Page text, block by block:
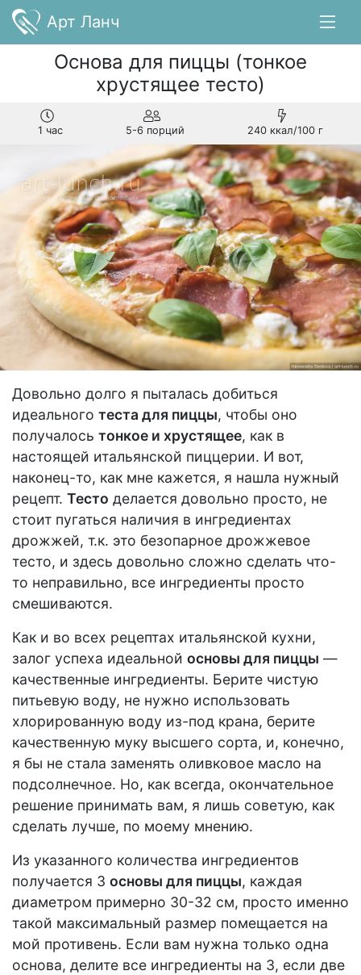
Арт Ланч
Основа для пиццы (тонкое
хрустящее тесто)
1 час 5-6 порций 240 ккал/100 г
Довольно долго я пыталась добиться
идеального теста для пиццы, чтобы оно
получалось тонкое и хрустящее, как в
настоящей итальянской пиццерии. И вот,
наконец-то, как мне кажется, я нашла нужный
рецепт. Тесто делается довольно просто, не
стоит пугаться наличия в ингредиентах
дрожжей, т.к. это безопарное дрожжевое
тесто, и здесь довольно сложно сделать что-
то неправильно, все ингредиенты просто
смешиваются.
Как и во всех рецептах итальянской кухни,
залог успеха идеальной основы для пиццы —
качественные ингредиенты. Берите чистую
питьевую воду, не нужно использовать
хлорированную воду из-под крана, берите
качественную муку высшего сорта, и, конечно,
я бы не стала заменять оливковое масло на
подсолнечное. Но, как всегда, окончательное
решение принимать вам, я лишь советую, как
сделать лучше, по моему мнению.
Из указанного количества ингредиентов
получается 3 основы для пиццы, каждая
диаметром примерно 30-32 см, просто именно
такой максимальный размер помещается на
мой противень. Если вам нужна только одна
основа, делите все ингредиенты на 3, если две